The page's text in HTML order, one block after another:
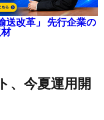
送改革」 先行企業の